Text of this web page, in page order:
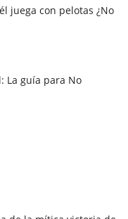
juega con pelotas ¿No
La guía para No